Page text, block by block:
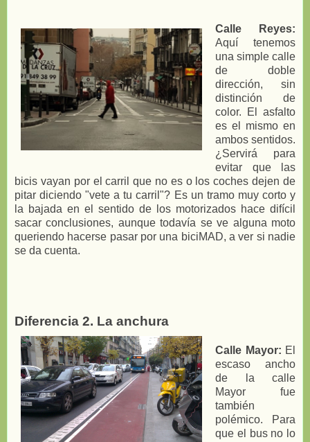
Calle Reyes:
Aquí tenemos
una simple calle
de doble
dirección, sin
distinción de
color. El asfalto
es el mismo en
ambos sentidos.
¿Servirá para
evitar que las
bicis vayan por el carril que no es o los coches dejen de
pitar diciendo "vete a tu carril"? Es un tramo muy corto y
la bajada en el sentido de los motorizados hace difícil
sacar conclusiones, aunque todavía se ve alguna moto
queriendo hacerse pasar por una biciMAD, a ver si nadie
se da cuenta.
Diferencia 2. La anchura
Calle Mayor: El
escaso ancho
de la calle
Mayor fue
también
polémico. Para
que el bus no lo